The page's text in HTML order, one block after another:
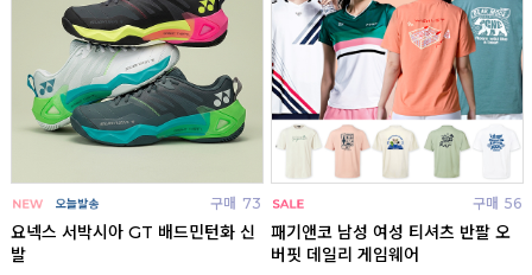
구매 73
요넥스 서박시아 GT 배드민턴화 신
발
구매 56
패기앤코 남성 여성 티셔츠 반팔 오
버핏 데일리 게임웨어